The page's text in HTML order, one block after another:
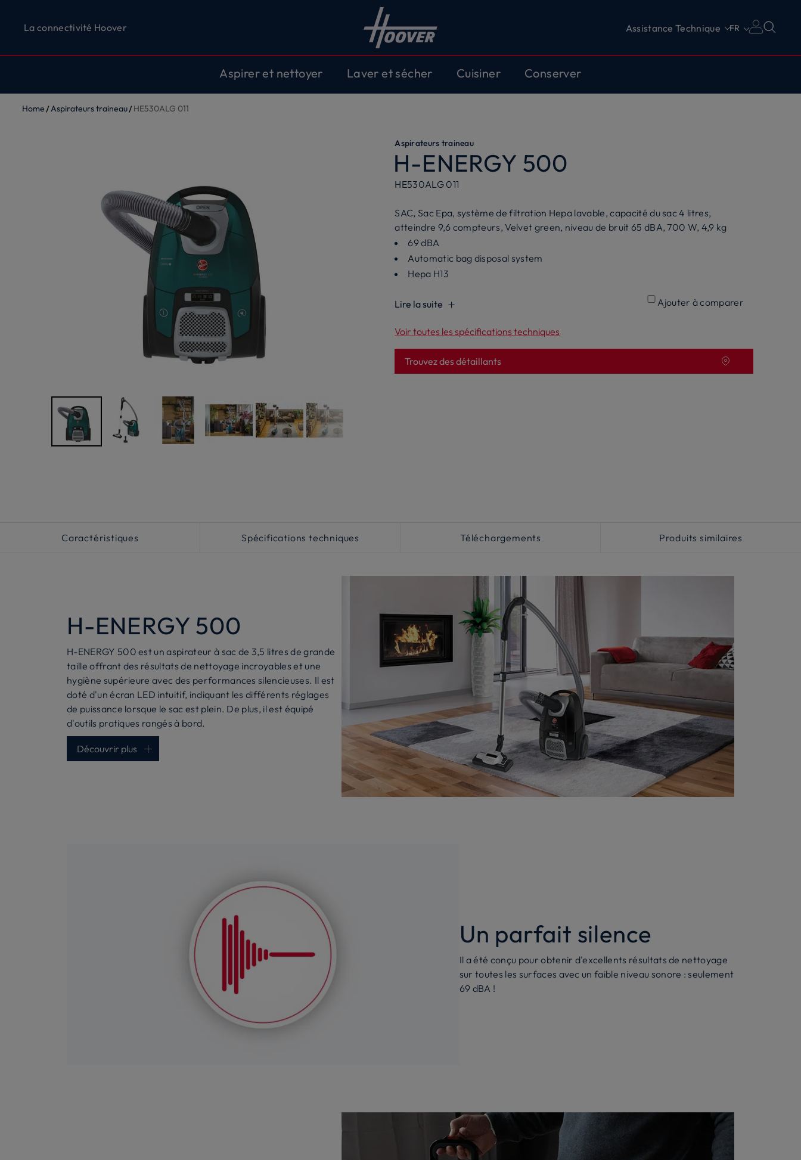
La connectivité Hoover Assistance Technique FR
Aspirer et nettoyer Laver et sécher Cuisiner Conserver
Home Aspirateurs traineau HE530ALG 011
Aspirateurs traineau
H-ENERGY 500
HE530ALG 011
SAC, Sac Epa, système de filtration Hepa lavable, capacité du sac 4 litres,
atteindre 9,6 compteurs, Velvet green, niveau de bruit 65 dBA, 700 W, 4,9 kg
69 dBA
Automatic bag disposal system
Hepa H13
Lire la suite Ajouter à comparer
Voir toutes les spécifications techniques
Trouvez des détaillants
Caractéristiques Spécifications techniques Téléchargements Produits similaires
H-ENERGY 500
H-ENERGY 500 est un aspirateur à sac de 3,5 litres de grande
taille offrant des résultats de nettoyage incroyables et une
hygiène supérieure avec des performances silencieuses. Il est
doté d'un écran LED intuitif, indiquant les différents réglages
de puissance lorsque le sac est plein. De plus, il est équipé
d'outils pratiques rangés à bord.
Découvrir plus
Un parfait silence
Il a été conçu pour obtenir d'excellents résultats de nettoyage
sur toutes les surfaces avec un faible niveau sonore : seulement
69 dBA !